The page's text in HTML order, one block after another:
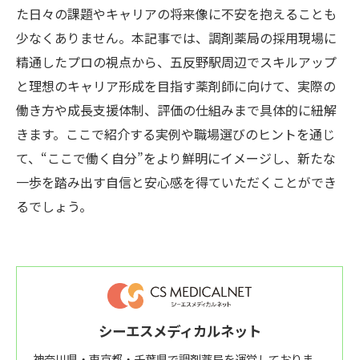
た日々の課題やキャリアの将来像に不安を抱えることも
少なくありません。本記事では、調剤薬局の採用現場に
精通したプロの視点から、五反野駅周辺でスキルアップ
と理想のキャリア形成を目指す薬剤師に向けて、実際の
働き方や成長支援体制、評価の仕組みまで具体的に紐解
きます。ここで紹介する実例や職場選びのヒントを通じ
て、“ここで働く自分”をより鮮明にイメージし、新たな
一歩を踏み出す自信と安心感を得ていただくことができ
るでしょう。
シーエスメディカルネット